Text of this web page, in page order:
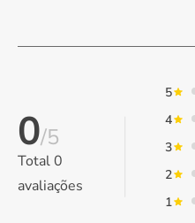
0/5
Total0
avaliações
5
4
3
2
1